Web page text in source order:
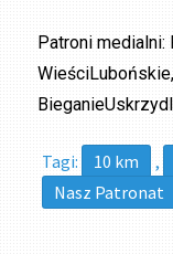
Patroni medialni:
Tagi: 10 km ,
Nasz Patronat